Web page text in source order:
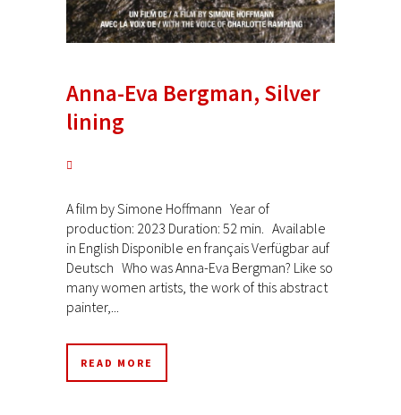
Anna-Eva Bergman, Silver
lining
A film by Simone Hoffmann Year of
production: 2023 Duration: 52 min. Available
in English Disponible en français Verfügbar auf
Deutsch Who was Anna-Eva Bergman? Like so
many women artists, the work of this abstract
painter,...
READ MORE